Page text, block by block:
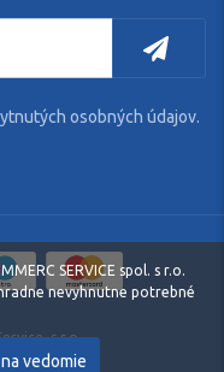
osobných údajov.
s.r.o.
SERVICE spol. s r.o.
nevyhnutne potrebné
vedomie